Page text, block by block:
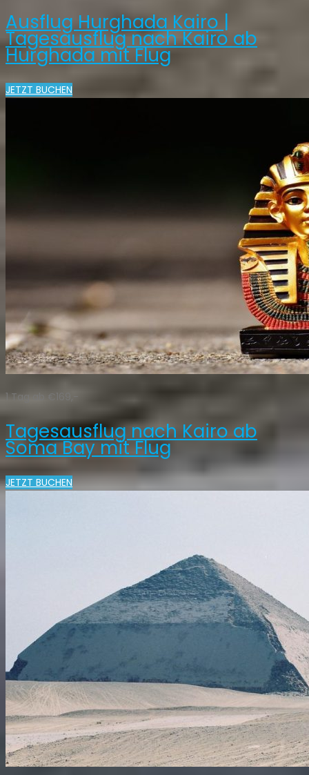
Ausflug Hurghada Kairo |
Tagesausflug nach Kairo ab
Hurghada mit Flug
JETZT BUCHEN
1 Tag ab €169,-
Tagesausflug nach Kairo ab
Soma Bay mit Flug
JETZT BUCHEN